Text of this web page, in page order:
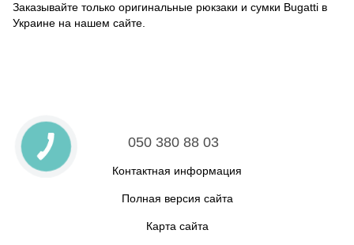
Заказывайте только оригинальные рюкзаки и сумки Bugatti в
Украине на нашем сайте.
050 380 88 03
Контактная информация
Полная версия сайта
Карта сайта